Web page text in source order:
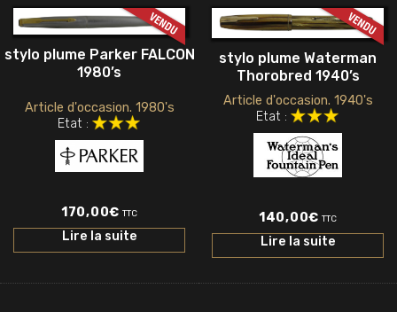
stylo plume Parker FALCON
1980’s
Article d'occasion. 1980's
Etat :
170,00€ TTC
Lire la suite
stylo plume Waterman
Thorobred 1940’s
Article d'occasion. 1940's
Etat :
140,00€ TTC
Lire la suite